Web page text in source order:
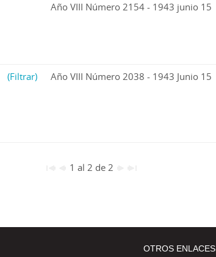
Año VIII Número 2154 - 1943 junio 15
(Filtrar) Año VIII Número 2038 - 1943 Junio 15
1 al 2 de 2
OTROS ENLACES